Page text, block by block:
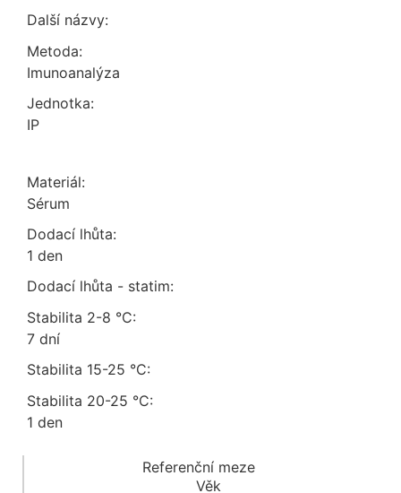
Další názvy:
Metoda:
imunoanalýza
Jednotka:
IP
Materiál:
sérum
Dodací lhůta:
1 den
Dodací lhůta - statim:
Stabilita 2-8 °C:
7 dní
Stabilita 15-25 °C:
Stabilita 20-25 °C:
1 den
Referenční meze
Věk